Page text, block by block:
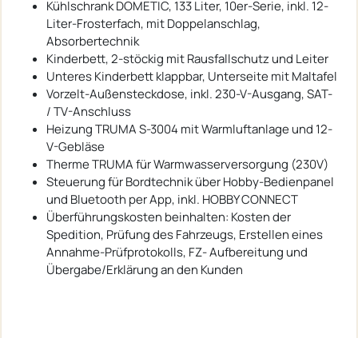
Kühlschrank DOMETIC, 133 Liter, 10er-Serie, inkl. 12-
Liter-Frosterfach, mit Doppelanschlag,
Absorbertechnik
Kinderbett, 2-stöckig mit Rausfallschutz und Leiter
Unteres Kinderbett klappbar, Unterseite mit Maltafel
Vorzelt-Außensteckdose, inkl. 230-V-Ausgang, SAT-
/ TV-Anschluss
Heizung TRUMA S-3004 mit Warmluftanlage und 12-
V-Gebläse
Therme TRUMA für Warmwasserversorgung (230V)
Steuerung für Bordtechnik über Hobby-Bedienpanel
und Bluetooth per App, inkl. HOBBY CONNECT
Überführungskosten beinhalten: Kosten der
Spedition, Prüfung des Fahrzeugs, Erstellen eines
Annahme-Prüfprotokolls, FZ- Aufbereitung und
Übergabe/Erklärung an den Kunden